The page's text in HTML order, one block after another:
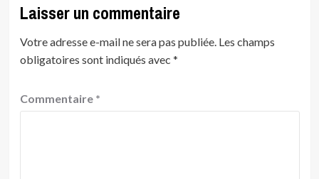
Laisser un commentaire
Votre adresse e-mail ne sera pas publiée. Les champs
obligatoires sont indiqués avec *
Commentaire *